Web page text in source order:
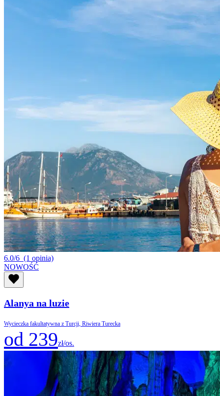
6.0/6 (1 opinia)
NOWOŚĆ
Alanya na luzie
Wycieczka fakultatywna z Turcji, Riwiera Turecka
od 239zł/os.